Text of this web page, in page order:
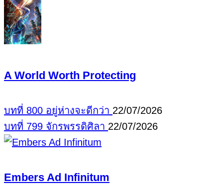
A World Worth Protecting
บทที่ 800 อยู่ห่างจะดีกว่า 22/07/2026
บทที่ 799 จักรพรรดิศิลา 22/07/2026
Embers Ad Infinitum